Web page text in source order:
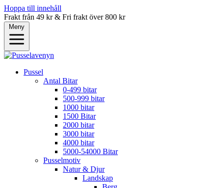
Hoppa till innehåll
Frakt från 49 kr & Fri frakt över 800 kr
Meny
Pussel
Antal Bitar
0-499 bitar
500-999 bitar
1000 bitar
1500 Bitar
2000 bitar
3000 bitar
4000 bitar
5000-54000 Bitar
Pusselmotiv
Natur & Djur
Landskap